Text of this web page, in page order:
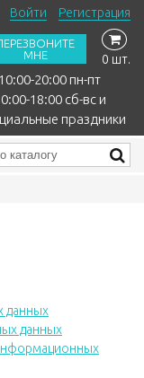
10:00-20:00 пн-пт
18:00 сб-вс и
праздники
Войти Регистрация
МНЕ
0 шт.
данных
данных